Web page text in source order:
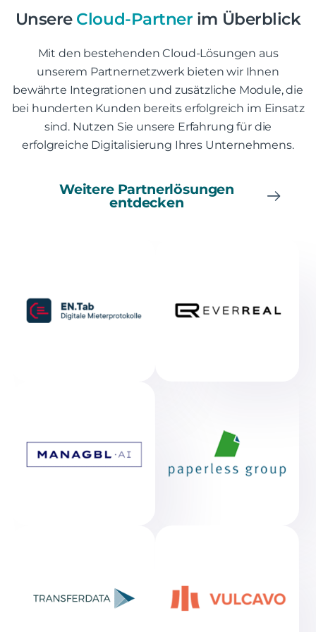
Unsere Cloud-Partner im Überblick
Mit den bestehenden Cloud-Lösungen aus
unserem Partnernetzwerk bieten wir Ihnen
bewährte Integrationen und zusätzliche Module, die
bei hunderten Kunden bereits erfolgreich im Einsatz
sind. Nutzen Sie unsere Erfahrung für die
erfolgreiche Digitalisierung Ihres Unternehmens.
Weitere Partnerlösungen
entdecken